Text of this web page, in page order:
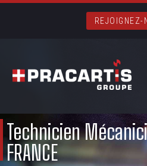
REJOIGNEZ-
Technicien
FRANCE